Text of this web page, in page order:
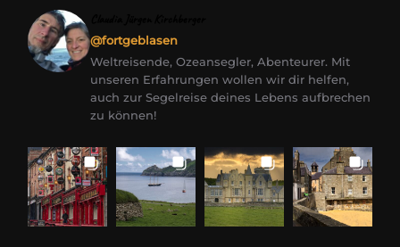
@fortgeblasen
Weltreisende, Ozeansegler, Abenteurer. Mit
unseren Erfahrungen wollen wir dir helfen,
auch zur Segelreise deines Lebens aufbrechen
zu können!